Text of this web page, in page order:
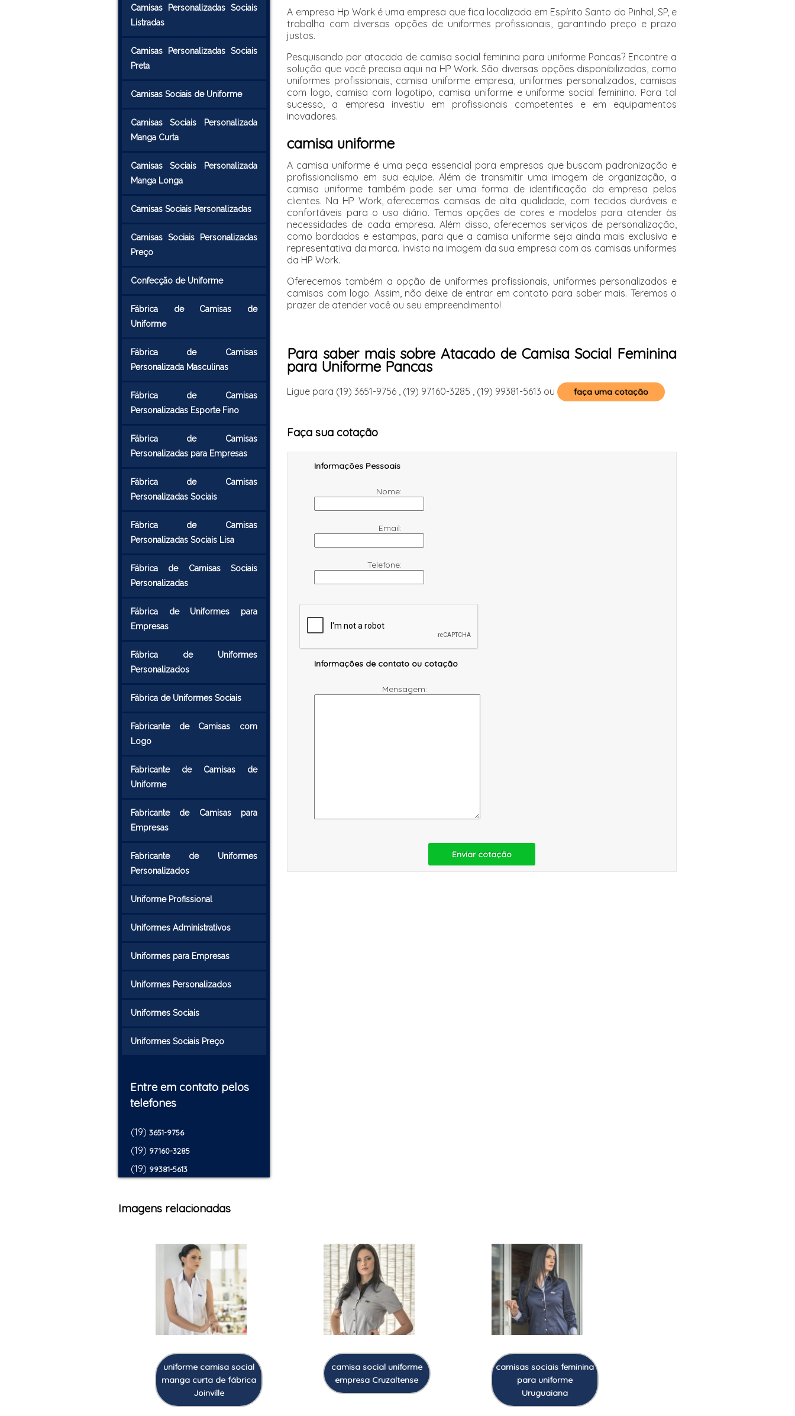
Camisas Personalizadas Sociais
Listradas
Camisas Personalizadas Sociais
Preta
Camisas Sociais de Uniforme
Camisas Sociais Personalizada
Manga Curta
Camisas Sociais Personalizada
Manga Longa
Camisas Sociais Personalizadas
Camisas Sociais Personalizadas
Preço
Confecção de Uniforme
Fábrica de Camisas de
Uniforme
Fábrica de Camisas
Personalizada Masculinas
Fábrica de Camisas
Personalizadas Esporte Fino
Fábrica de Camisas
Personalizadas para Empresas
Fábrica de Camisas
Personalizadas Sociais
Fábrica de Camisas
Personalizadas Sociais Lisa
Fábrica de Camisas Sociais
Personalizadas
Fábrica de Uniformes para
Empresas
Fábrica de Uniformes
Personalizados
Fábrica de Uniformes Sociais
Fabricante de Camisas com
Logo
Fabricante de Camisas de
Uniforme
Fabricante de Camisas para
Empresas
Fabricante de Uniformes
Personalizados
Uniforme Profissional
Uniformes Administrativos
Uniformes para Empresas
Uniformes Personalizados
Uniformes Sociais
Uniformes Sociais Preço
Entre em contato pelos
telefones
(19)3651-9756
(19) 97160-3285
(19) 99381-5613
A empresa Hp Work é uma empresa que fica localizada em Espírito Santo do Pinhal, SP, e
trabalha com diversas opções de uniformes profissionais, garantindo preço e prazo
justos.
Pesquisando por atacado de camisa social feminina para uniforme Pancas? Encontre a
solução que você precisa aqui na HP Work. São diversas opções disponibilizadas, como
uniformes profissionais, camisa uniforme empresa, uniformes personalizados, camisas
com logo, camisa com logotipo, camisa uniforme e uniforme social feminino. Para tal
sucesso, a empresa investiu em profissionais competentes e em equipamentos
inovadores.
camisa uniforme
A camisa uniforme é uma peça essencial para empresas que buscam padronização e
profissionalismo em sua equipe. Além de transmitir uma imagem de organização, a
camisa uniforme também pode ser uma forma de identificação da empresa pelos
clientes. Na HP Work, oferecemos camisas de alta qualidade, com tecidos duráveis e
confortáveis para o uso diário. Temos opções de cores e modelos para atender às
necessidades de cada empresa. Além disso, oferecemos serviços de personalização,
como bordados e estampas, para que a camisa uniforme seja ainda mais exclusiva e
representativa da marca. Invista na imagem da sua empresa com as camisas uniformes
da HP Work.
Oferecemos também a opção de uniformes profissionais, uniformes personalizados e
camisas com logo. Assim, não deixe de entrar em contato para saber mais. Teremos o
prazer de atender você ou seu empreendimento!
Para saber mais sobre Atacado de Camisa Social Feminina
para Uniforme Pancas
Ligue para (19) 3651-9756 , (19) 97160-3285 , (19) 99381-5613 ou faça uma cotação
Faça sua cotação
Informações Pessoais
Nome:
Email:
Telefone:
Informações de contato ou cotação
Mensagem:
Enviar cotação
Imagens relacionadas
uniforme camisa social
manga curta de fábrica
Joinville
camisa social uniforme
empresa Cruzaltense
camisas sociais feminina
para uniforme
Uruguaiana